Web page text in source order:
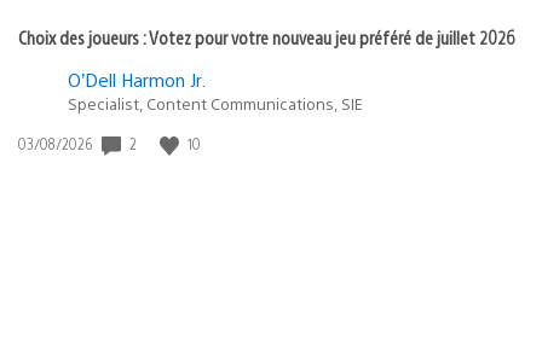
Choix des joueurs : Votez pour votre nouveau jeu préféré de juillet 2026
O’Dell Harmon Jr.
Specialist, Content Communications, SIE
Date
03/08/2026 2 10